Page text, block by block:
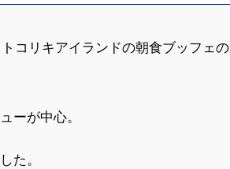
コリキアイランドの朝食ブッフェの
ーが中心。
た。